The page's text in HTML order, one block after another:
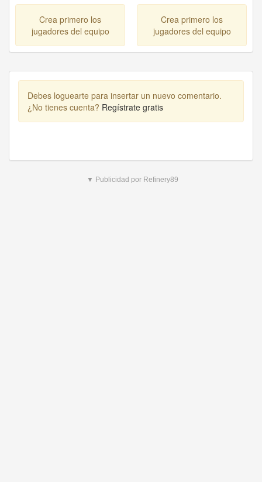
Crea primero los
jugadores del equipo
Crea primero los
jugadores del equipo
Debes loguearte para insertar un nuevo comentario.
¿No tienes cuenta? Regístrate gratis
▼ Publicidad por Refinery89